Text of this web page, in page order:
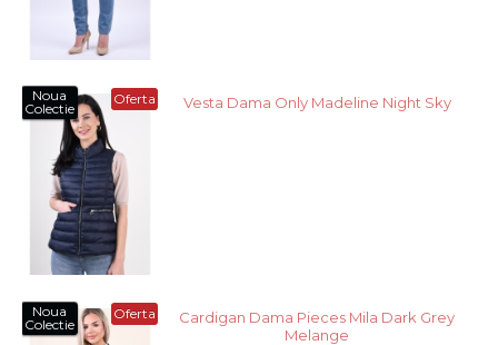
Oferta
Noua
Colectie
Vesta Dama Only Madeline Night Sky
Oferta
Noua
Colectie
Cardigan Dama Pieces Mila Dark Grey
Melange